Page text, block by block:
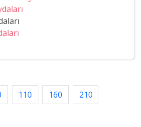
110 160 210